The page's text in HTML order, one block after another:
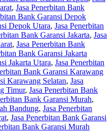
, Jasa Penerbitan Bank
Bank Garansi Depok
Depok Utara, Jasa Penerbitan
Bank Garansi Jakarta, Jasa
, Jasa Penerbitan Bank
Bank Garansi Jakarta
Jakarta Utara, Jasa Penerbitan
Bank Garansi Karawang
Karawang Selatan, Jasa
Timur, Jasa Penerbitan Bank
Bank Garansi Murah,
Bandung, Jasa Penerbitan
, Jasa Penerbitan Bank Garansi
Bank Garansi Murah